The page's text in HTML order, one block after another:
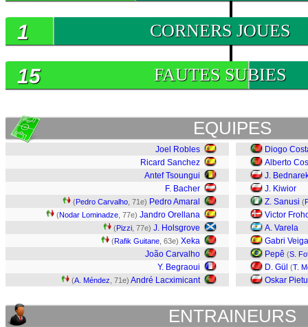
CORNERS JOUES
1
FAUTES SUBIES
15
EQUIPES
Joel Robles
Ricard Sanchez
Antef Tsoungui
F. Bacher
(Pedro Carvalho , 71e) Pedro Amaral
(Nodar Lominadze , 77e) Jandro Orellana
(Pizzi , 77e) J. Holsgrove
(Rafik Guitane , 63e) Xeka
João Carvalho
Y. Begraoui
(A. Méndez , 71e) André Lacximicant
Diogo
Alberto
J.
J. Kiwior
Z. Sanusi (
Victor
A. Varela
Gabri Veiga
Pepê (S.
D. Gül (T.
Oskar
ENTRAINEURS